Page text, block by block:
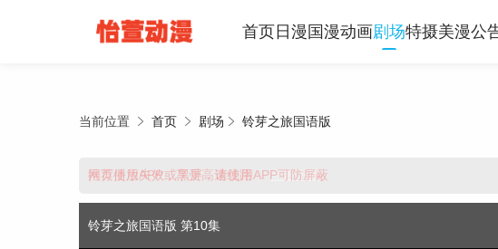
首页日漫 国漫动画剧场特摄美漫公
当前位置 首页 剧场 铃芽之旅国语版
推荐使用APP，享受高速线路 点击下载
网页播放失效或黑屏，请使用APP可防屏蔽
铃芽之旅国语版 第10集